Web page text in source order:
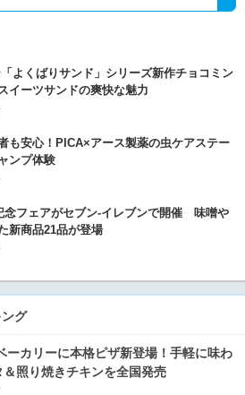
よくばりサンド」シリーズ新作チョコミン
イーツサンドの爽快な魅力
も安心！PICA×アース製薬の虫ケアステー
ンプ体験
念フェアがセブン-イレブンで開催 味噌や
新商品21品が登場
グ
ーカリーに本格ピザ新登場！手軽に味わ
＆照り焼きチキンを全国発売